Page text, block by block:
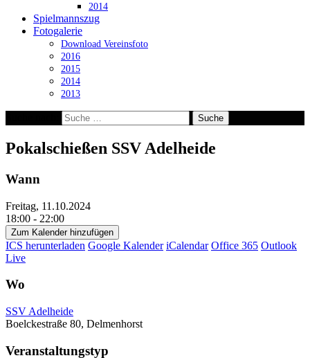
2014
Spielmannszug
Fotogalerie
Download Vereinsfoto
2016
2015
2014
2013
Pokalschießen SSV Adelheide
Wann
Freitag, 11.10.2024
18:00 - 22:00
Zum Kalender hinzufügen
ICS herunterladen Google Kalender iCalendar Office 365 Outlook
Live
Wo
SSV Adelheide
Boelckestraße 80, Delmenhorst
Veranstaltungstyp